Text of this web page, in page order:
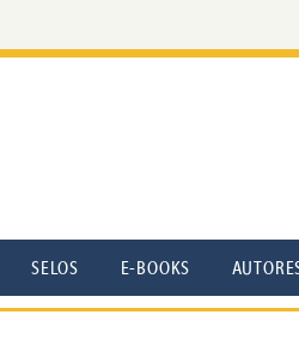
SELOS E-BOOKS